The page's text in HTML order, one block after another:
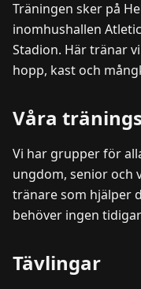
Träningen sker på
inomhushallen
Stadion. Här tränar
hopp, kast och
Våra
Vi har grupper för
ungdom, senior och
tränare som hjälper
behöver ingen
Tävlingar